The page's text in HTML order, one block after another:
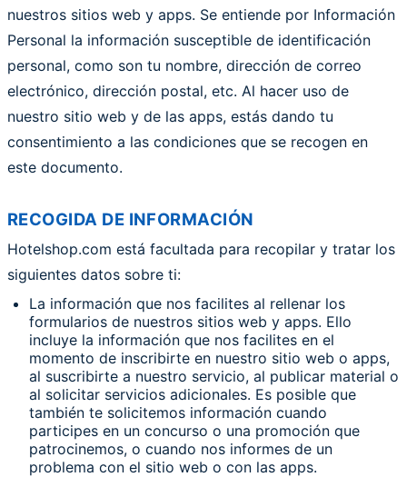
nuestros sitios web y apps. Se entiende por Información
Personal la información susceptible de identificación
personal, como son tu nombre, dirección de correo
electrónico, dirección postal, etc. Al hacer uso de
nuestro sitio web y de las apps, estás dando tu
consentimiento a las condiciones que se recogen en
este documento.
RECOGIDA DE INFORMACIÓN
Hotelshop.com está facultada para recopilar y tratar los
siguientes datos sobre ti:
La información que nos facilites al rellenar los
formularios de nuestros sitios web y apps. Ello
incluye la información que nos facilites en el
momento de inscribirte en nuestro sitio web o apps,
al suscribirte a nuestro servicio, al publicar material o
al solicitar servicios adicionales. Es posible que
también te solicitemos información cuando
participes en un concurso o una promoción que
patrocinemos, o cuando nos informes de un
problema con el sitio web o con las apps.